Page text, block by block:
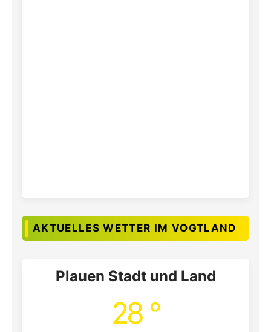
AKTUELLES WETTER IM VOGTLAND
Plauen Stadt und Land
28 °